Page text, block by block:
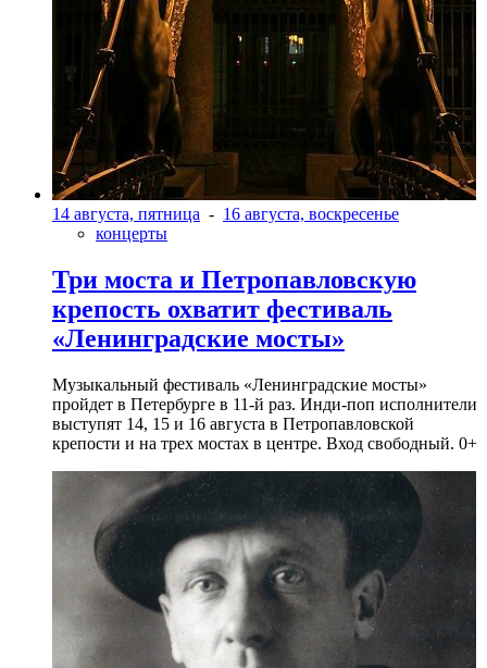
14 августа, пятница - 16 августа, воскресенье
концерты
Три моста и Петропавловскую
крепость охватит фестиваль
«Ленинградские мосты»
Музыкальный фестиваль «Ленинградские мосты»
пройдет в Петербурге в 11-й раз. Инди-поп исполнители
выступят 14, 15 и 16 августа в Петропавловской
крепости и на трех мостах в центре. Вход свободный. 0+